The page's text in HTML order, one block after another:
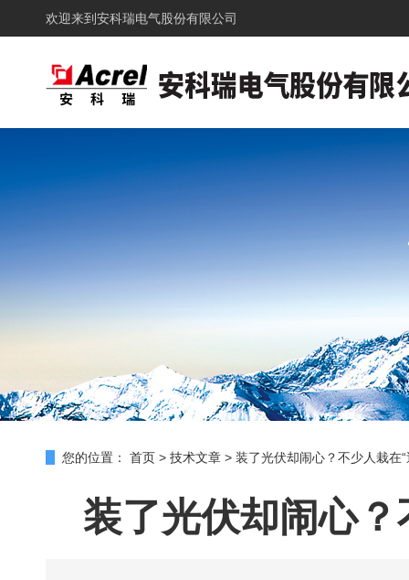
欢迎来到 安科瑞电气股份有限公司
您的位置： 首页 > 技术文章 > 装了光伏却闹心？不少人栽在
装了光伏却闹心